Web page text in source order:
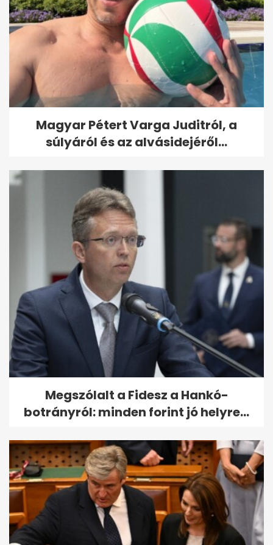
Magyar Pétert Varga Juditról, a
súlyáról és az alvásidejéről...
Megszólalt a Fidesz a Hankó-
botrányról: minden forint jó helyre...